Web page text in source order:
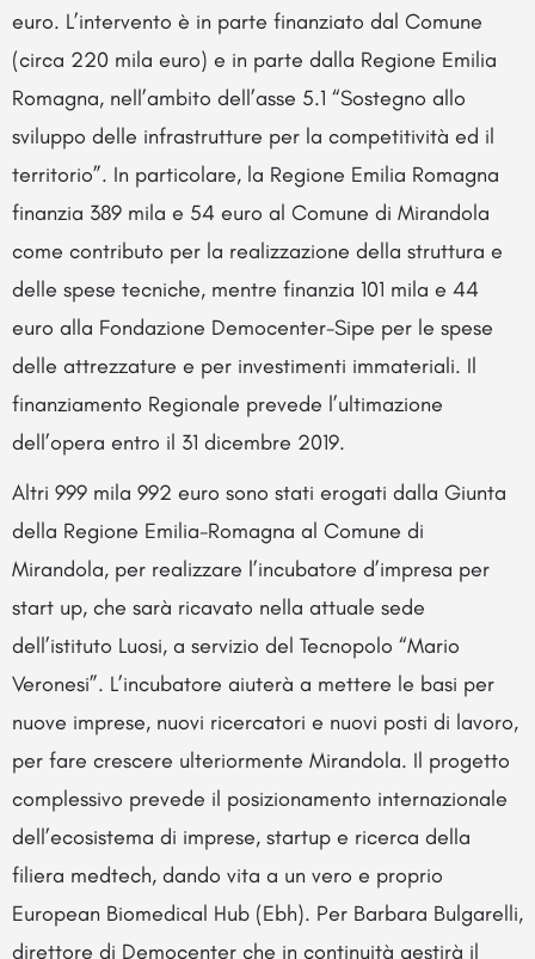
euro. L’intervento è in parte finanziato dal Comune
(circa 220 mila euro) e in parte dalla Regione Emilia
Romagna, nell’ambito dell’asse 5.1 “Sostegno allo
sviluppo delle infrastrutture per la competitività ed il
territorio”. In particolare, la Regione Emilia Romagna
finanzia 389 mila e 54 euro al Comune di Mirandola
come contributo per la realizzazione della struttura e
delle spese tecniche, mentre finanzia 101 mila e 44
euro alla Fondazione Democenter-Sipe per le spese
delle attrezzature e per investimenti immateriali. Il
finanziamento Regionale prevede l’ultimazione
dell’opera entro il 31 dicembre 2019.
Altri 999 mila 992 euro sono stati erogati dalla Giunta
della Regione Emilia-Romagna al Comune di
Mirandola, per realizzare l’incubatore d’impresa per
start up, che sarà ricavato nella attuale sede
dell’istituto Luosi, a servizio del Tecnopolo “Mario
Veronesi”. L’incubatore aiuterà a mettere le basi per
nuove imprese, nuovi ricercatori e nuovi posti di lavoro,
per fare crescere ulteriormente Mirandola. Il progetto
complessivo prevede il posizionamento internazionale
dell’ecosistema di imprese, startup e ricerca della
filiera medtech, dando vita a un vero e proprio
European Biomedical Hub (Ebh). Per Barbara Bulgarelli,
direttore di Democenter che in continuità gestirà il